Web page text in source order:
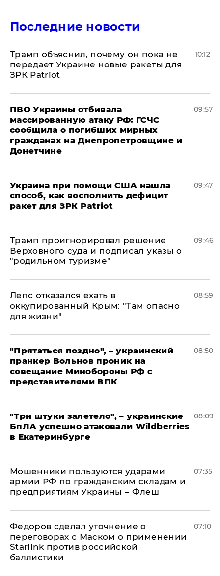
Последние новости
Трамп объяснил, почему он пока не
передает Украине новые ракеты для
ЗРК Patriot
10:12
ПВО Украины отбивала
массированную атаку РФ: ГСЧС
сообщила о погибших мирных
гражданах на Днепропетровщине и
Донетчине
09:57
Украина при помощи США нашла
способ, как восполнить дефицит
ракет для ЗРК Patriot
09:47
Трамп проигнорировал решение
Верховного суда и подписал указы о
"родильном туризме"
09:46
Лепс отказался ехать в
оккупированный Крым: "Там опасно
для жизни"
08:59
"Прятаться поздно", – украинский
пранкер Вольнов проник на
совещание Минобороны РФ с
представителями ВПК
08:50
"Три штуки залетело", – украинские
БпЛА успешно атаковали Wildberries
в Екатеринбурге
08:09
Мошенники пользуются ударами
армии РФ по гражданским складам и
предприятиям Украины – Флеш
07:35
Федоров сделал уточнение о
переговорах с Маском о применении
Starlink против российской
баллистики
07:10